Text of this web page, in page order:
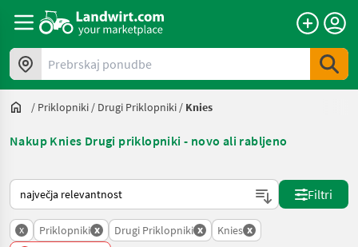
Prebrskaj ponudbe
/ Priklopniki / Drugi Priklopniki / Knies
Nakup Knies Drugi priklopniki - novo ali rabljeno
Tako je razvrščeno na Landwirt.com
Filtri
x Priklopniki x Drugi Priklopniki x Knies x